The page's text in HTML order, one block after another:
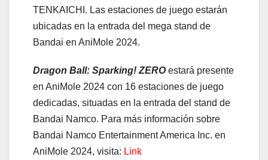
TENKAICHI. Las estaciones de juego estarán
ubicadas en la entrada del mega stand de
Bandai en AniMole 2024.
Dragon Ball: Sparking! ZEROestará presente
en AniMole 2024 con 16 estaciones de juego
dedicadas, situadas en la entrada del stand de
Bandai Namco. Para más información sobre
Bandai Namco Entertainment America Inc. en
AniMole 2024, visita: Link